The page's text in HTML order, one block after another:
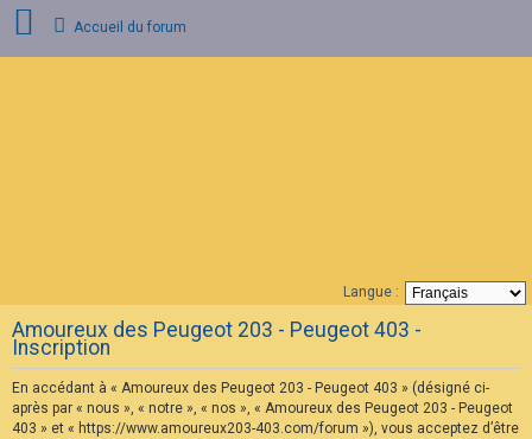
A
Q
Accueil du forum
Langue :
Amoureux des Peugeot 203 - Peugeot 403 -
Inscription
En accédant à « Amoureux des Peugeot 203 - Peugeot 403 » (désigné ci-
après par « nous », « notre », « nos », « Amoureux des Peugeot 203 - Peugeot
403 » et « https://www.amoureux203-403.com/forum »), vous acceptez d’être